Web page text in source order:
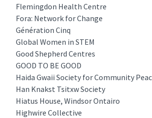
Flemingdon Health Centre
Fora: Network for Change
Génération Cinq
Global Women in STEM
Good Shepherd Centres
GOOD TO BE GOOD
Haida Gwaii Society for Community
Han Knakst Tsitxw Society
Hiatus House, Windsor Ontairo
Highwire Collective